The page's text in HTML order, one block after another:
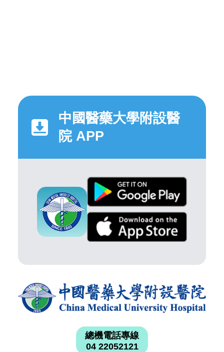
中國醫藥大學附設醫
院 APP
總機電話專線
04 22052121